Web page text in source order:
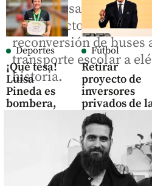
Deportes
¡Qué tesa!
Luisa
Pineda es
bombera,
Fútbol
Retirar
proyecto de
inversores
privados de
FIFA era
necesario”,
Arsène
share
La empresa Energía
un proyecto conjunto
reconversión de buses
transporte escolar a
historia.